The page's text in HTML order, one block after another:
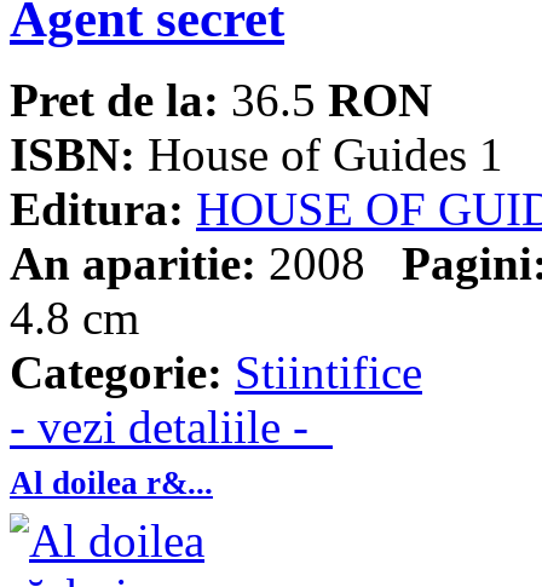
Agent secret
Pret de la: 36.5 RON
ISBN: House of Guides 1
Editura: HOUSE OF
An aparitie: 2008
4.8 cm
Categorie: Stiintifice
- vezi detaliile -
Al doilea r&...